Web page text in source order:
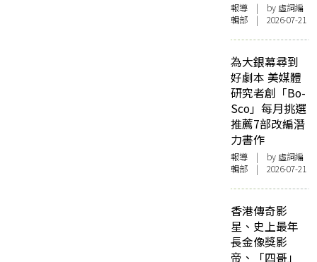
報導 | by 虛詞編
輯部 | 2026-07-21
為大銀幕尋到
好劇本 美媒體
研究者創「Bo-
Sco」每月挑選
推薦7部改編潛
力書作
報導 | by 虛詞編
輯部 | 2026-07-21
香港傳奇影
星、史上最年
長金像獎影
帝、「四哥」